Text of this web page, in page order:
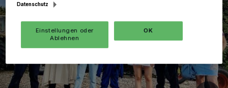
Datenschutz
Einstellungen oder
Ablehnen
OK